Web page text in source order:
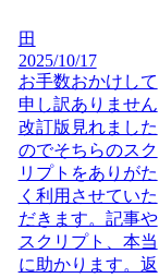
田
2025/10/17
お手数おかけして
申し訳ありません
改訂版見れました
のでそちらのスク
リプトをありがた
く利用させていた
だきます。記事や
スクリプト、本当
に助かります。返